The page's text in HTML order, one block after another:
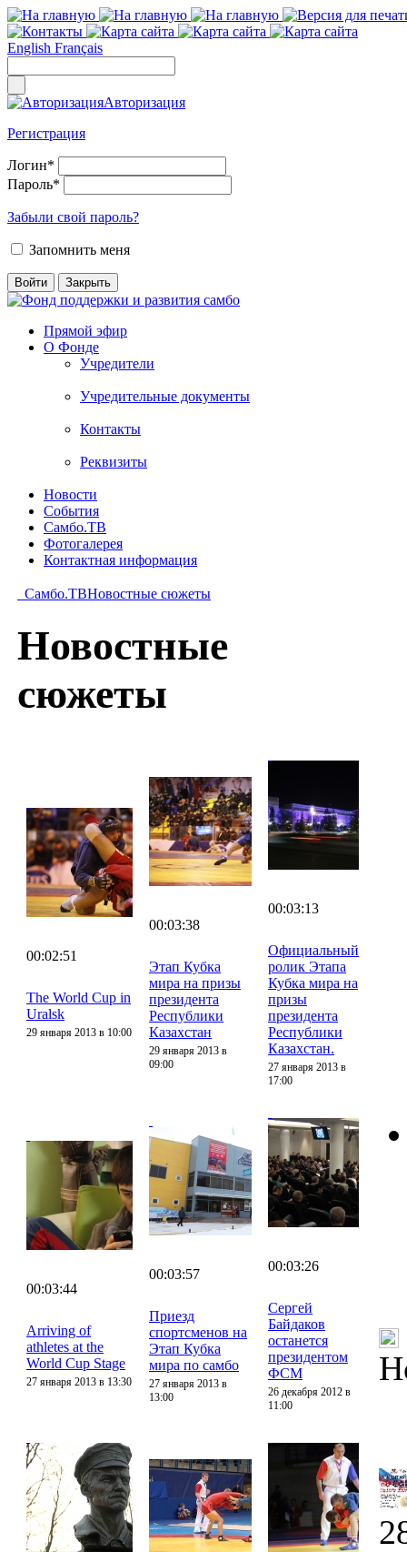
English Français
Авторизация
Регистрация
Логин*
Пароль*
Забыли свой пароль?
Запомнить меня
Прямой эфир
О Фонде
Учредители
Учредительные документы
Контакты
Реквизиты
Новости
События
Самбо.ТВ
Фотогалерея
Контактная информация
Самбо.ТВНовостные сюжеты
Новостные
сюжеты
00:02:51
The World Cup in
Uralsk
29 января 2013 в 10:00
00:03:38
Этап Кубка
мира на призы
президента
Республики
Казахстан
29 января 2013 в
09:00
00:03:13
Официальный
ролик Этапа
Кубка мира на
призы
президента
Республики
Казахстан.
27 января 2013 в
17:00
00:03:44
Arriving of
athletes at the
World Cup Stage
27 января 2013 в 13:30
00:03:57
Приезд
спортсменов на
Этап Кубка
мира по самбо
27 января 2013 в
13:00
00:03:26
Сергей
Байдаков
останется
президентом
ФСМ
26 декабря 2012 в
11:00